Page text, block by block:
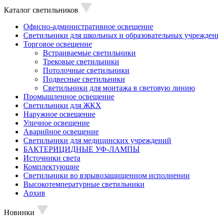
Каталог светильников
Офисно-административное освещение
Светильники для школьных и образовательных
Торговое освещение
Встраиваемые светильники
Трековые светильники
Потолочные светильники
Подвесные светильники
Светильники для монтажа в световую линию
Промышленное освещение
Светильники для ЖКХ
Наружное освещение
Уличное освещение
Аварийное освещение
Светильники для медицинских учреждений
БАКТЕРИЦИДНЫЕ УФ-ЛАМПЫ
Источники света
Комплектующие
Светильники во взрывозащищенном исполнении
Высокотемпературные светильники
Архив
Новинки